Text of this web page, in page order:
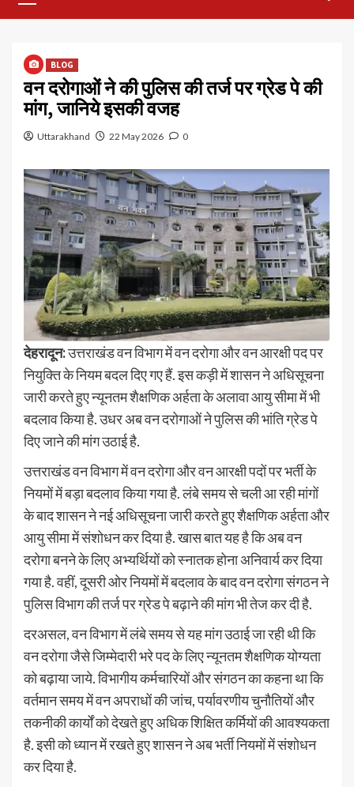
BLOG
वन दरोगाओं ने की पुलिस की तर्ज पर ग्रेड पे की
मांग, जानिये इसकी वजह
Uttarakhand 22 May 2026 0
देहरादून:उत्तराखंड वन विभाग में वन दरोगा और वन आरक्षी पद पर
नियुक्ति के नियम बदल दिए गए हैं. इस कड़ी में शासन ने अधिसूचना
जारी करते हुए न्यूनतम शैक्षणिक अर्हता के अलावा आयु सीमा में भी
बदलाव किया है. उधर अब वन दरोगाओं ने पुलिस की भांति ग्रेड पे
दिए जाने की मांग उठाई है.
उत्तराखंड वन विभाग में वन दरोगा और वन आरक्षी पदों पर भर्ती के
नियमों में बड़ा बदलाव किया गया है. लंबे समय से चली आ रही मांगों
के बाद शासन ने नई अधिसूचना जारी करते हुए शैक्षणिक अर्हता और
आयु सीमा में संशोधन कर दिया है. खास बात यह है कि अब वन
दरोगा बनने के लिए अभ्यर्थियों को स्नातक होना अनिवार्य कर दिया
गया है. वहीं, दूसरी ओर नियमों में बदलाव के बाद वन दरोगा संगठन ने
पुलिस विभाग की तर्ज पर ग्रेड पे बढ़ाने की मांग भी तेज कर दी है.
दरअसल, वन विभाग में लंबे समय से यह मांग उठाई जा रही थी कि
वन दरोगा जैसे जिम्मेदारी भरे पद के लिए न्यूनतम शैक्षणिक योग्यता
को बढ़ाया जाये. विभागीय कर्मचारियों और संगठन का कहना था कि
वर्तमान समय में वन अपराधों की जांच, पर्यावरणीय चुनौतियों और
तकनीकी कार्यों को देखते हुए अधिक शिक्षित कर्मियों की आवश्यकता
है. इसी को ध्यान में रखते हुए शासन ने अब भर्ती नियमों में संशोधन
कर दिया है.